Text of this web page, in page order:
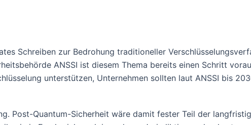
Schreiben zur Bedrohung traditioneller
ANSSI ist diesem Thema bereits einen Schritt
unterstützen, Unternehmen sollten laut ANSSI bis
Post-Quantum-Sicherheit wäre damit fester Teil der